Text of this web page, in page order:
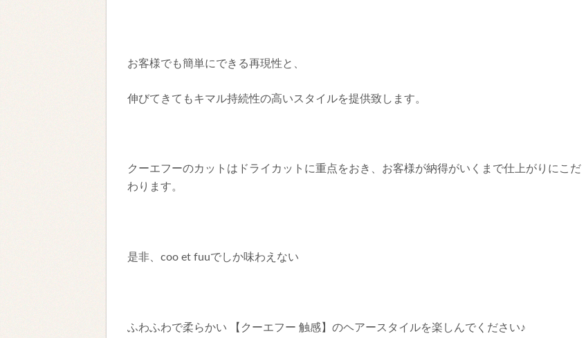
お客様でも簡単にできる再現性と、
伸びてきてもキマル持続性の高いスタイルを提供致します。
クーエフーのカットはドライカットに重点をおき、お客様が納得がいくまで仕上がりにこだ
わります。
是非、coo et fuuでしか味わえない
ふわふわで柔らかい 【クーエフー 触感】のヘアースタイルを楽しんでください♪